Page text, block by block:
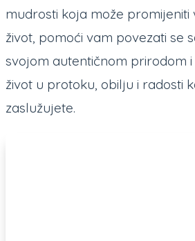
mudrosti koja može promijeniti
život, pomoći vam povezati se
svojom autentičnom prirodom i
život u protoku, obilju i radosti
zaslužujete.